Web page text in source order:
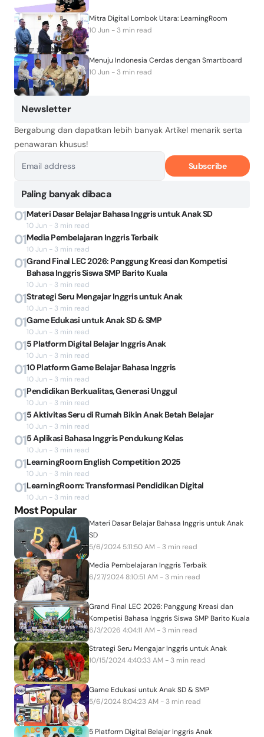
Mitra Digital Lombok Utara: LearningRoom
10 Jun - 3 min read
Menuju Indonesia Cerdas dengan Smartboard
10 Jun - 3 min read
Newsletter
Bergabung dan dapatkan lebih banyak Artikel menarik serta
penawaran khusus!
Subscribe
Paling banyak dibaca
01Materi Dasar Belajar Bahasa Inggris untuk Anak SD
10 Jun - 3 min read
01Media Pembelajaran Inggris Terbaik
10 Jun - 3 min read
01Grand Final LEC 2026: Panggung Kreasi dan Kompetisi
Bahasa Inggris Siswa SMP Barito Kuala
10 Jun - 3 min read
01Strategi Seru Mengajar Inggris untuk Anak
10 Jun - 3 min read
01Game Edukasi untuk Anak SD & SMP
10 Jun - 3 min read
015 Platform Digital Belajar Inggris Anak
10 Jun - 3 min read
0110 Platform Game Belajar Bahasa Inggris
10 Jun - 3 min read
01Pendidikan Berkualitas, Generasi Unggul
10 Jun - 3 min read
015 Aktivitas Seru di Rumah Bikin Anak Betah Belajar
10 Jun - 3 min read
015 Aplikasi Bahasa Inggris Pendukung Kelas
10 Jun - 3 min read
01LearningRoom English Competition 2025
10 Jun - 3 min read
01LearningRoom: Transformasi Pendidikan Digital
10 Jun - 3 min read
Most Popular
Materi Dasar Belajar Bahasa Inggris untuk Anak
SD
5/6/2024 5:11:50 AM - 3 min read
Media Pembelajaran Inggris Terbaik
6/27/2024 8:10:51 AM - 3 min read
Grand Final LEC 2026: Panggung Kreasi dan
Kompetisi Bahasa Inggris Siswa SMP Barito Kuala
6/3/2026 4:04:11 AM - 3 min read
Strategi Seru Mengajar Inggris untuk Anak
10/15/2024 4:40:33 AM - 3 min read
Game Edukasi untuk Anak SD & SMP
5/6/2024 8:04:23 AM - 3 min read
5 Platform Digital Belajar Inggris Anak